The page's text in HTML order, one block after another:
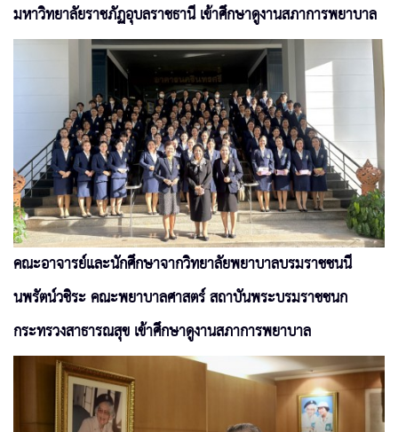
มหาวิทยาลัยราชภัฏอุบลราชธานี เข้าศึกษาดูงานสภาการพยาบาล
คณะอาจารย์และนักศึกษาจากวิทยาลัยพยาบาลบรมราชชนนี
นพรัตน์วชิระ คณะพยาบาลศาสตร์ สถาบันพระบรมราชชนก
กระทรวงสาธารณสุข เข้าศึกษาดูงานสภาการพยาบาล